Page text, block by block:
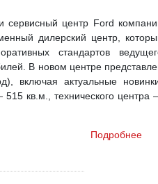
сервисный центр Ford
дилерский центр,
стандартов
В новом центре
включая актуальные
кв.м., технического центра
Подробнее